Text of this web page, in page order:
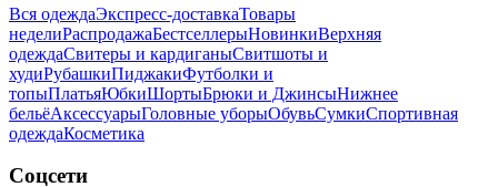
Вся одеждаЭкспресс-доставкаТовары
неделиРаспродажаБестселлерыНовинкиВерхняя
одеждаСвитеры и кардиганыСвитшоты и
худиРубашкиПиджакиФутболки и
топыПлатьяЮбкиШортыБрюки и ДжинсыНижнее
бельёАксессуарыГоловные уборыОбувьСумкиСпортивная
одеждаКосметика
Соцсети